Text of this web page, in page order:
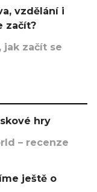
vzdělání i
začít?
jak začít se
hry
– recenze
ještě o